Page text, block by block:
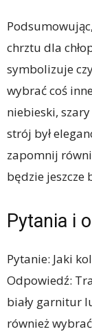
chrztu dla
symbolizuje
wybrać coś
niebieski,
strój był
zapomnij
będzie jeszcze
Pytania i
Pytanie: Jaki
Odpowiedź:
biały garnitur
również